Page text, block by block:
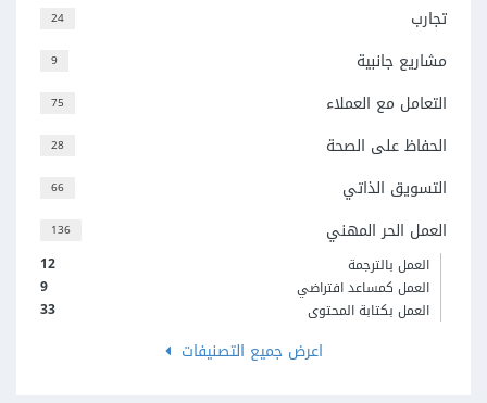
24 تجارب
9 مشاريع جانبية
75 التعامل مع العملاء
28 الحفاظ على الصحة
66 التسويق الذاتي
136 العمل الحر المهني
12
العمل بالترجمة
9
العمل كمساعد افتراضي
33
العمل بكتابة المحتوى
اعرض جميع التصنيفات